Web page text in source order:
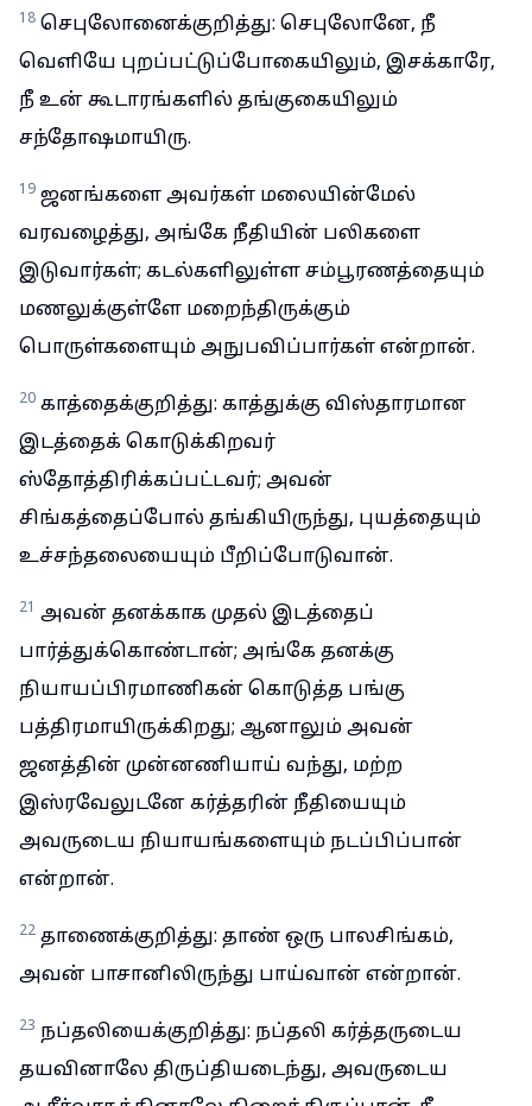
18 செபுலோனைக்குறித்து: செபுலோனே, நீ
வெளியே புறப்பட்டுப்போகையிலும், இசக்காரே,
நீ உன் கூடாரங்களில் தங்குகையிலும்
சந்தோஷமாயிரு.
19 ஜனங்களை அவர்கள் மலையின்மேல்
வரவழைத்து, அங்கே நீதியின் பலிகளை
இடுவார்கள்; கடல்களிலுள்ள சம்பூரணத்தையும்
மணலுக்குள்ளே மறைந்திருக்கும்
பொருள்களையும் அநுபவிப்பார்கள் என்றான்.
20 காத்தைக்குறித்து: காத்துக்கு விஸ்தாரமான
இடத்தைக் கொடுக்கிறவர்
ஸ்தோத்திரிக்கப்பட்டவர்; அவன்
சிங்கத்தைப்போல் தங்கியிருந்து, புயத்தையும்
உச்சந்தலையையும் பீறிப்போடுவான்.
21 அவன் தனக்காக முதல் இடத்தைப்
பார்த்துக்கொண்டான்; அங்கே தனக்கு
நியாயப்பிரமாணிகன் கொடுத்த பங்கு
பத்திரமாயிருக்கிறது; ஆனாலும் அவன்
ஜனத்தின் முன்னணியாய் வந்து, மற்ற
இஸ்ரவேலுடனே கர்த்தரின் நீதியையும்
அவருடைய நியாயங்களையும் நடப்பிப்பான்
என்றான்.
22 தாணைக்குறித்து: தாண் ஒரு பாலசிங்கம்,
அவன் பாசானிலிருந்து பாய்வான் என்றான்.
23 நப்தலியைக்குறித்து: நப்தலி கர்த்தருடைய
தயவினாலே திருப்தியடைந்து, அவருடைய